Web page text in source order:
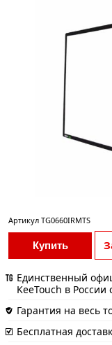
Артикул TG0660IRMTS
Купить
Единственный
KeeTouch в России
Гарантия на весь
Бесплатная